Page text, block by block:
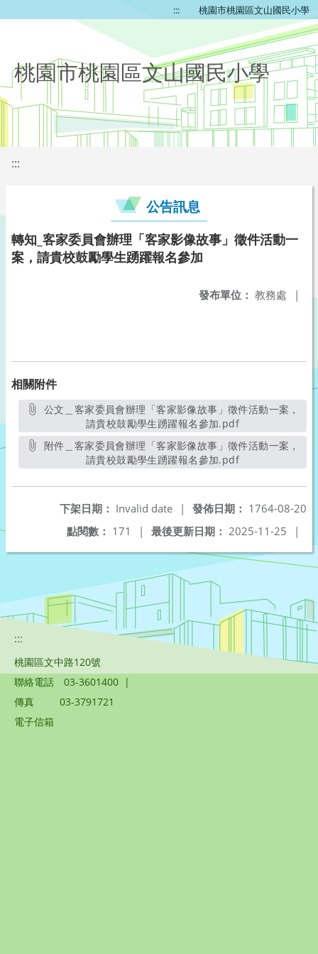
::: 桃園市桃園區文山國民小學
桃園市桃園區文山國民小學
:::
公告訊息
轉知_客家委員會辦理「客家影像故事」徵件活動一
案，請貴校鼓勵學生踴躍報名參加
發布單位： 教務處 |
相關附件
請貴校鼓勵學生踴躍報名參加.pdf另開新視窗
請貴校鼓勵學生踴躍報名參加.pdf另開新視窗
發佈日期： 1764-08-20
下架日期： Invalid date
|
最後更新日期： 2025-11-25 |
點閱數： 171 |
:::
桃園區文中路120號
聯絡電話
03-3601400 |
傳真
03-3791721
電子信箱